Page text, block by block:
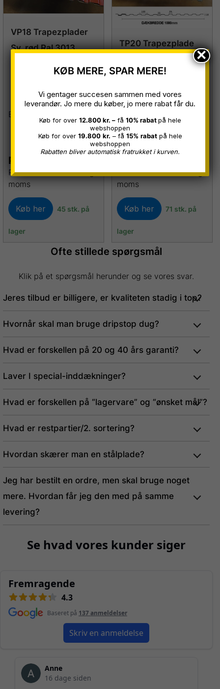
VP18 Trapezplader
Sv. rød Ral 3013,
Restparti
Bruges til FACADE
Pr. stk.
Prisen er inkl. skruer og
moms
Køb her 45 stk. på
lager
TP20 Trapezplade
Blå Ral 5001, 0,5mm,
B 1,00 x L 3,00 meter
Restparti
Prisen er inkl. skruer og
moms
Køb her 71 stk. på
lager
Ofte stillede spørgsmål
Klik på et spørgsmål herunder og se vores svar.
Jeres tilbud er billigere, er kvaliteten stadig i top?
Hvornår skal man bruge dripstop dug?
Hvad er forskellen på 20 og 40 års garanti?
Laver I special-inddækninger?
Hvad er forskellen på “lagervare” og “ønsket mål”?
Hvad er restpartier/2. sortering?
Hvordan skærer man en stålplade?
Jeg har bestilt en ordre, men skal bruge noget
mere. Hvordan får jeg den med på samme
levering?
KØB MERE, SPAR MERE!
Vi gentager succesen sammen med vores
leverandør. Jo mere du køber, jo mere rabat får du.
Køb for over 12.800 kr. –få 10% rabatpå hele
webshoppen
Køb for over 19.800 kr. – få 15% rabatpå hele
webshoppen
Rabatten bliver automatisk fratrukket i kurven.
×